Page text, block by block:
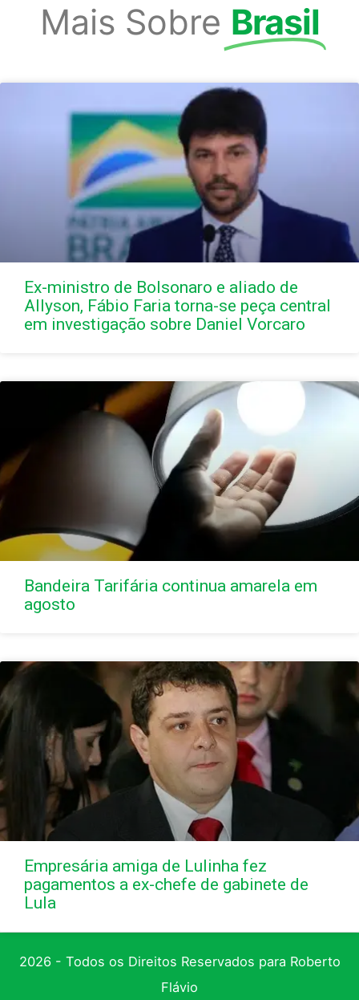
Mais Sobre Brasil
Ex-ministro de Bolsonaro e aliado de
Allyson, Fábio Faria torna-se peça central
em investigação sobre Daniel Vorcaro
Bandeira Tarifária continua amarela em
agosto
Empresária amiga de Lulinha fez
pagamentos a ex-chefe de gabinete de
Lula
2026 - Todos os Direitos Reservados para Roberto
Flávio